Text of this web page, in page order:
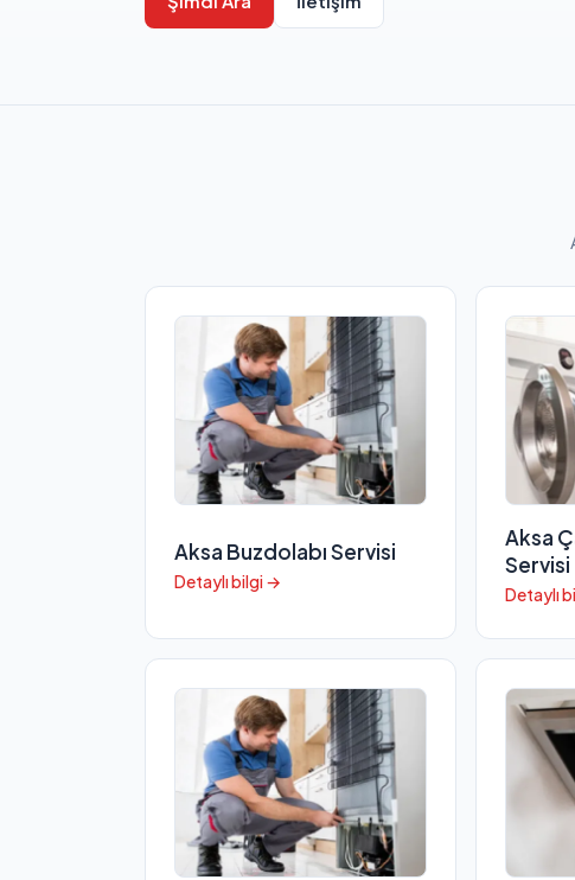
Aksa Buzdolabı Servisi
Detaylı bilgi →
Aksa
Servisi
Detaylı